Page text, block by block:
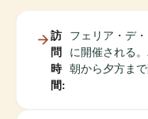
訪
問
時
間:
フェリア・デ
に開催される
朝から夕方まで